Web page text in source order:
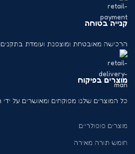
קנייה בטוחה
הרכישה מאובטחת ומוצפנת ועומדת בתקנים
מוצרים בפיקוח
כל המוצרים שלנו מפוקחים ומאושרים על
מוצרים פופולריים
חומש תורה מאירה